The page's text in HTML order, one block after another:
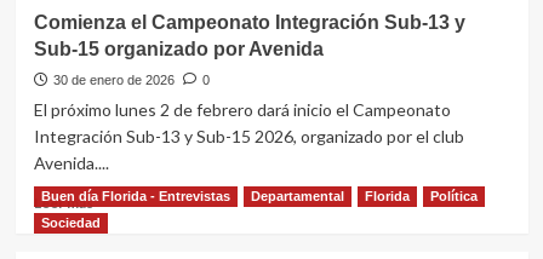
Comienza el Campeonato Integración Sub-13 y
Sub-15 organizado por Avenida
30 de enero de 2026 0
El próximo lunes 2 de febrero dará inicio el Campeonato
Integración Sub-13 y Sub-15 2026, organizado por el club
Avenida....
Leer másLeer
más
Buen día Florida - Entrevistas Departamental Florida
Política
Sociedad